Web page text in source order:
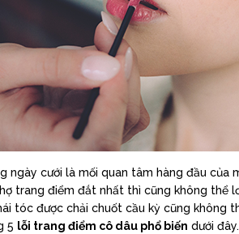
ngày cưới là mối quan tâm hàng đầu của
trang điểm đắt nhất thì cũng không thể
tóc được chải chuốt cầu kỳ cũng không
5 lỗi trang điểm cô dâu phổ biến dưới đây.